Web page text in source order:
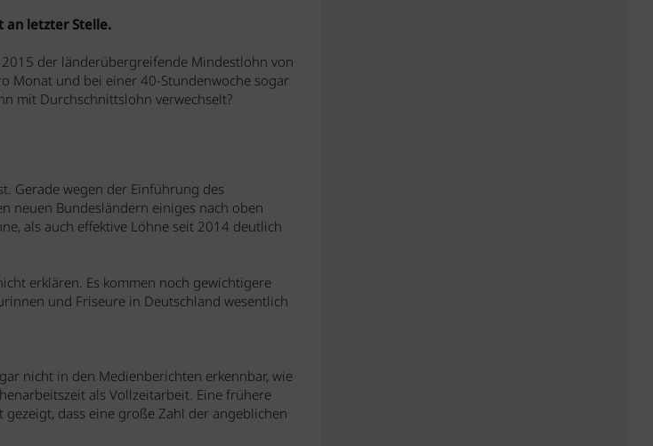
an letzter Stelle.
der länderübergreifende Mindestlohn von
Monat und bei einer 40-Stundenwoche sogar
mit Durchschnittslohn verwechselt?
Gerade wegen der Einführung des
neuen Bundesländern einiges nach oben
als auch effektive Löhne seit 2014 deutlich
erklären. Es kommen noch gewichtigere
und Friseure in Deutschland wesentlich
nicht in den Medienberichten erkennbar, wie
als Vollzeitarbeit. Eine frühere
gezeigt, dass eine große Zahl der angeblichen